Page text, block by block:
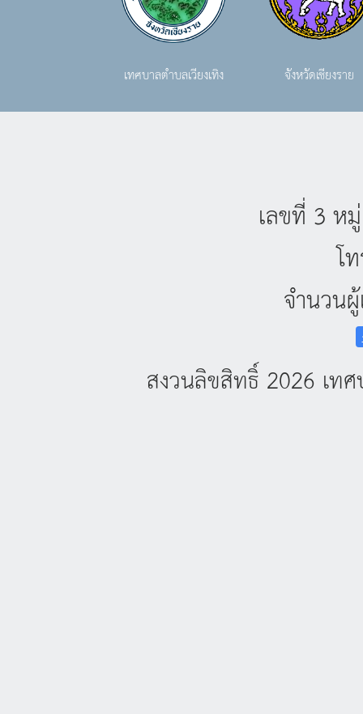
เทศบาลตำบลเวียงเทิง จังหวัดเชียงราย
เลขที่ 3 ห
โ
จำนวน
สงวนลิขสิทธิ์ 2026 เท